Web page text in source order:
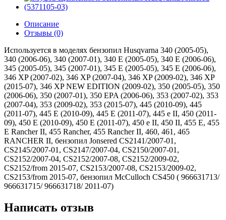
Описание
Отзывы (0)
Используется в моделях бензопил Husqvarna 340 (2005-05),
340 (2006-06), 340 (2007-01), 340 E (2005-05), 340 E (2006-06),
345 (2005-05), 345 (2007-01), 345 E (2005-05), 345 E (2006-06),
346 XP (2007-02), 346 XP (2007-04), 346 XP (2009-02), 346 XP
(2015-07), 346 XP NEW EDITION (2009-02), 350 (2005-05), 350
(2006-06), 350 (2007-01), 350 EPA (2006-06), 353 (2007-02), 353
(2007-04), 353 (2009-02), 353 (2015-07), 445 (2010-09), 445
(2011-07), 445 E (2010-09), 445 E (2011-07), 445 e II, 450 (2011-
09), 450 E (2010-09), 450 E (2011-07), 450 e II, 450 II, 455 E, 455
E Rancher II, 455 Rancher, 455 Rancher II, 460, 461, 465
RANCHER II, бензопил Jonsered CS2141/2007-01,
CS2145/2007-01, CS2147/2007-04, CS2150/2007-01,
CS2152/2007-04, CS2152/2007-08, CS2152/2009-02,
CS2152/from 2015-07, CS2153/2007-08, CS2153/2009-02,
CS2153/from 2015-07, бензопил McCulloch CS450 ( 966631713/
966631715/ 966631718/ 2011-07)
Написать отзыв